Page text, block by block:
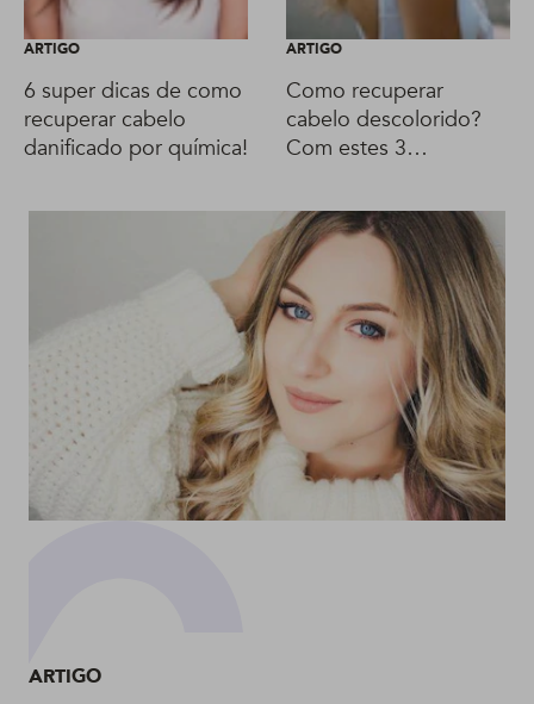
ARTIGO
6 super dicas de como
recuperar cabelo
danificado por química!
ARTIGO
Como recuperar
cabelo descolorido?
Com estes 3
ARTIGO